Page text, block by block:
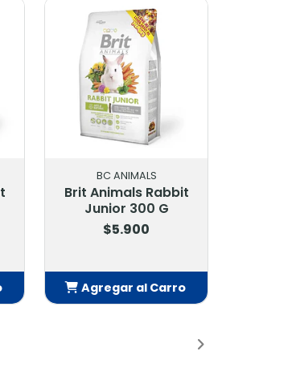
Brit Animals Rabbit
Junior 300 G
Agregar al Carro
Calefactor Placa